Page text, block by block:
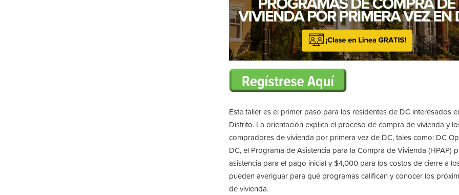
Este taller es el primer paso para los residentes de DC interesados
Distrito. La orientación explica el proceso de compra de vivienda y
compradores de vivienda por primera vez de DC, tales como: DC
DC, el Programa de Asistencia para la Compra de Vivienda
asistencia para el pago inicial y $4,000 para los costos de cierre a
pueden averiguar para qué programas califican y conocer los
de vivienda.